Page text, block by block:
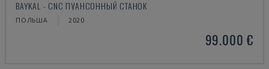
BAYKAL - CNC ПУАНСОННЫЙ СТАНОК
ПОЛЬША 2020
99.000 €